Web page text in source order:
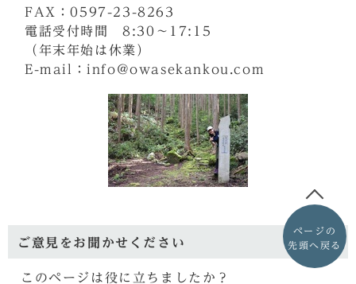
FAX：0597-23-8263
電話受付時間 8:30～17:15
（年末年始は休業）
E-mail：info@owasekankou.com
ご意見をお聞かせください
このページは役に立ちましたか？
ページの
先頭へ戻る